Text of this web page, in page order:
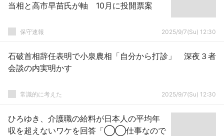
当相と高市早苗氏が軸 10月に投開票案
保守速報 2025/9/7(Su) 12:30
石破首相辞任表明で小泉農相「自分から打診」 深夜３者
会談の内実明かす
常識的に考えた 2025/9/7(Su) 12:30
ひろゆき、介護職の給料が日本人の平均年
収を超えないワケを回答「◯◯仕事なので